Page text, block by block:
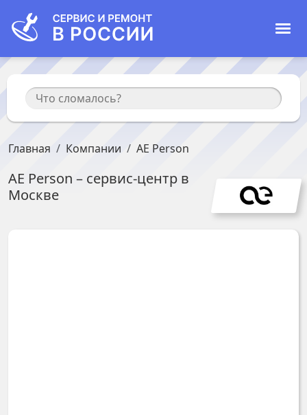
Главная Компании AE Person
AE Person – сервис-центр в
Москве